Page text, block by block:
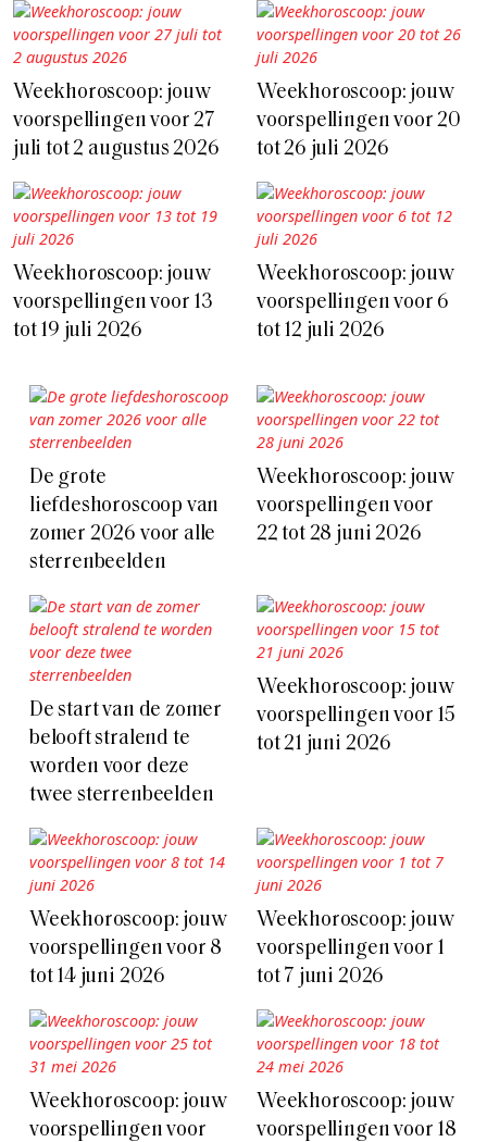
Weekhoroscoop: jouw
voorspellingen voor 27
juli tot 2 augustus 2026
Weekhoroscoop: jouw
voorspellingen voor 20
tot 26 juli 2026
Weekhoroscoop: jouw
voorspellingen voor 13
tot 19 juli 2026
Weekhoroscoop: jouw
voorspellingen voor 6
tot 12 juli 2026
De grote
liefdeshoroscoop van
zomer 2026 voor alle
sterrenbeelden
Weekhoroscoop: jouw
voorspellingen voor
22 tot 28 juni 2026
De start van de zomer
belooft stralend te
worden voor deze
twee sterrenbeelden
Weekhoroscoop: jouw
voorspellingen voor 15
tot 21 juni 2026
Weekhoroscoop: jouw
voorspellingen voor 8
tot 14 juni 2026
Weekhoroscoop: jouw
voorspellingen voor 1
tot 7 juni 2026
Weekhoroscoop: jouw
voorspellingen voor
Weekhoroscoop: jouw
voorspellingen voor 18